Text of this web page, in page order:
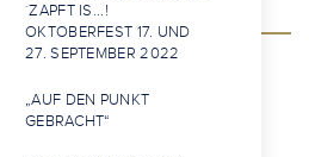
´ZAPFT IS...!
OKTOBERFEST 17. UND
27. SEPTEMBER 2022
„AUF DEN PUNKT
GEBRACHT“